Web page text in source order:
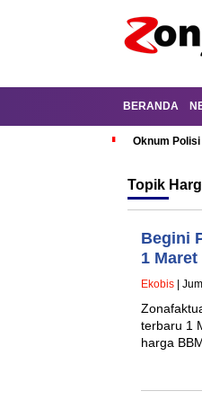
BERANDA
Oknum
Topik
Begini
1 Maret
Ekobis |
terbaru 1
harga